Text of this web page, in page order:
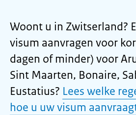
Woont u in Zwitserland?
visum aanvragen voor
dagen of minder) voor
Sint Maarten, Bonaire,
Eustatius? Lees welke
hoe u uw visum